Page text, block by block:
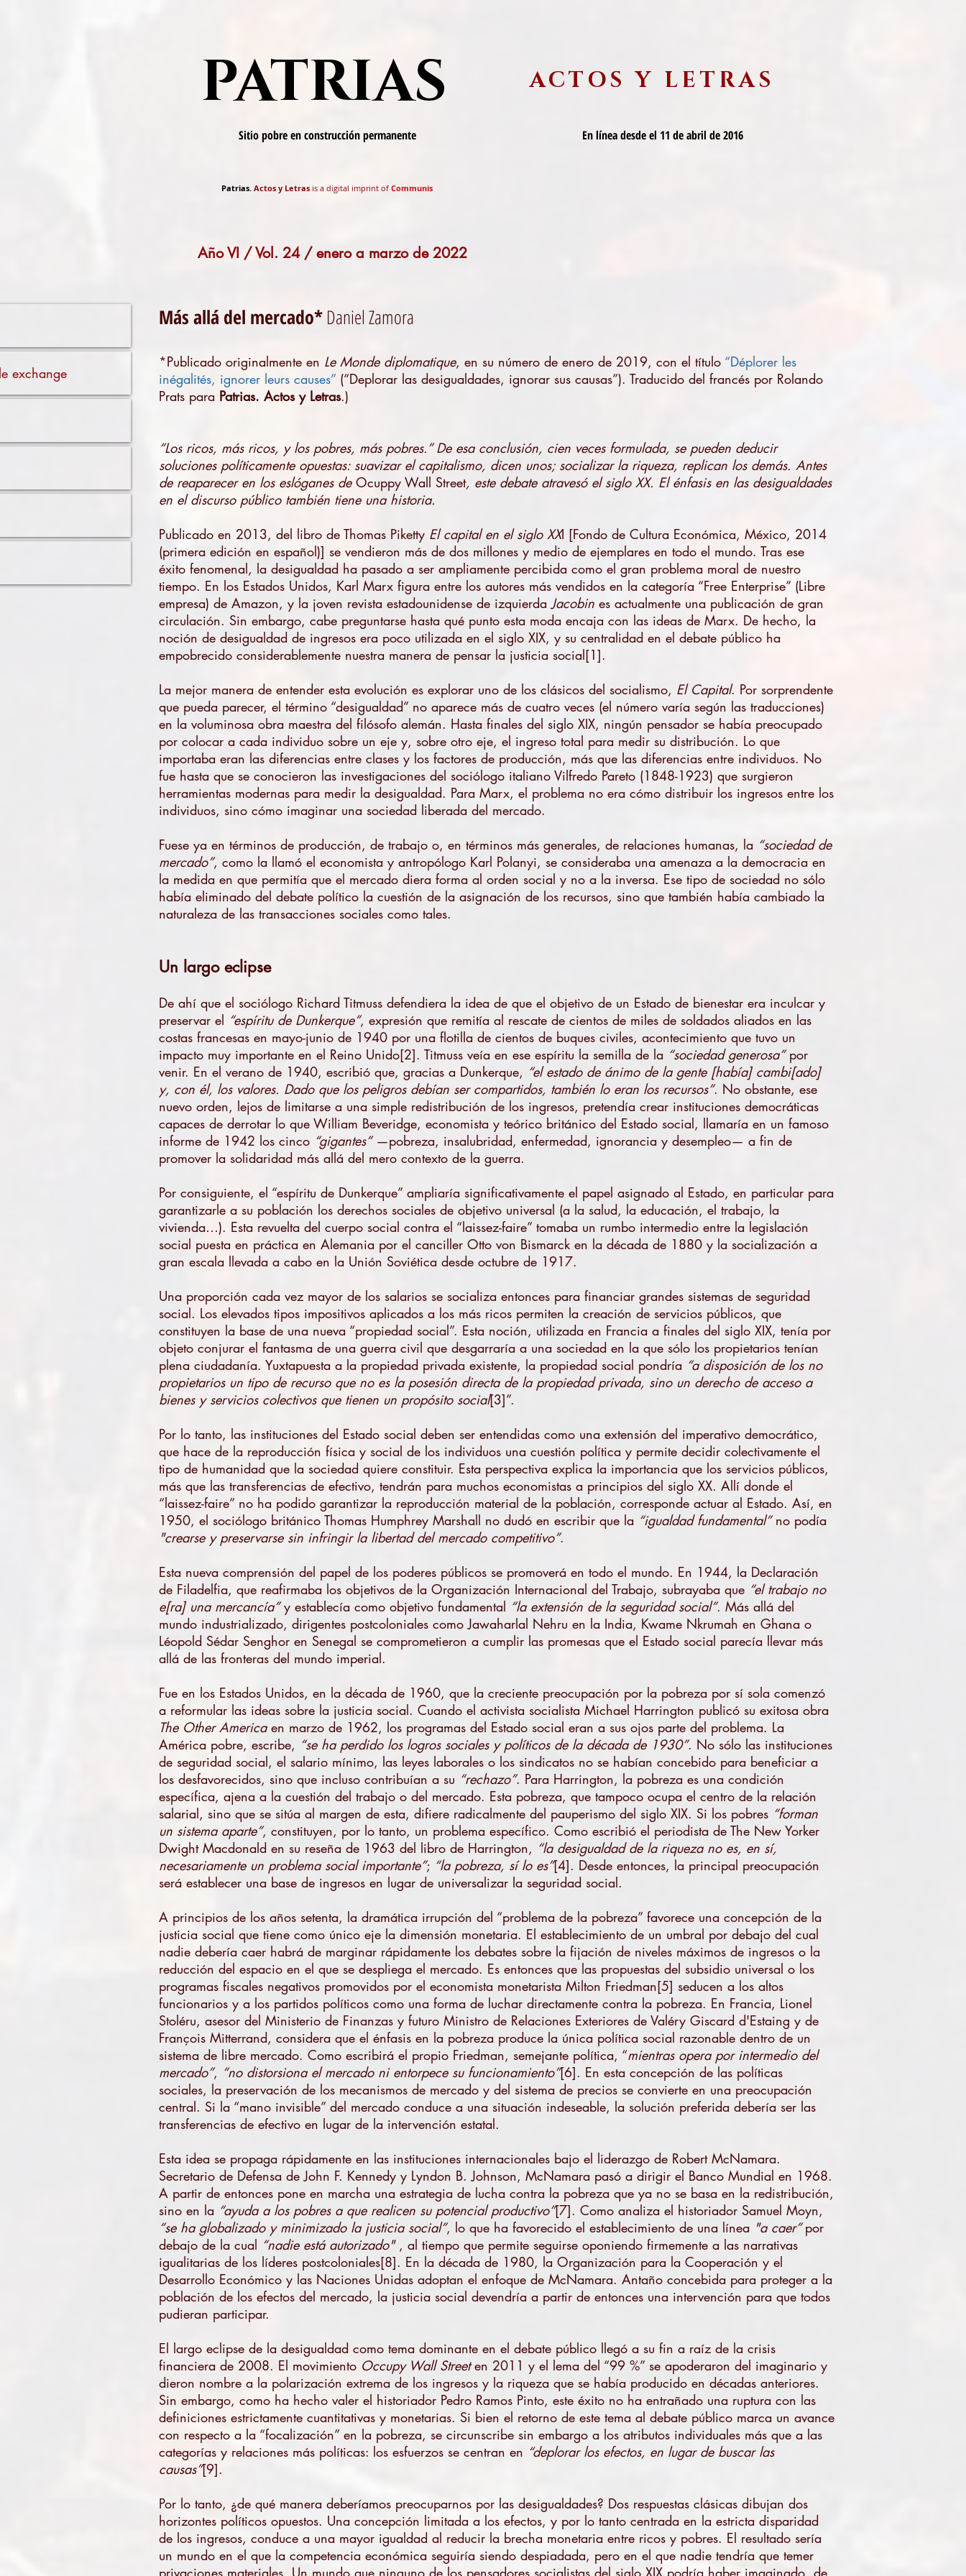
PATRIAS
Sitio pobre en construcción permanente
ACTOS Y LETRAS
En línea desde el 11 de abril de 2016
Patrias. Actos y Letras is a digital imprint of Communis
Año VI / Vol. 24 / enero a marzo de 2022
Más allá del mercado*Daniel Zamora
*Publicado originalmente en Le Monde diplomatique, en su número de enero de 2019, con el título “Déplorer les
inégalités, ignorer leurs causes” (“Deplorar las desigualdades, ignorar sus causas”). Traducido del francés por Rolando
Prats para Patrias. Actos y Letras.)
“Los ricos, más ricos, y los pobres, más pobres.” De esa conclusión, cien veces formulada, se pueden deducir
soluciones políticamente opuestas: suavizar el capitalismo, dicen unos; socializar la riqueza, replican los demás. Antes
de reaparecer en los eslóganes de Ocuppy Wall Street, este debate atravesó el siglo XX. El énfasis en las desigualdades
en el discurso público también tiene una historia.
Publicado en 2013, del libro de Thomas Piketty El capital en el siglo XXI [Fondo de Cultura Económica, México, 2014
(primera edición en español)] se vendieron más de dos millones y medio de ejemplares en todo el mundo. Tras ese
éxito fenomenal, la desigualdad ha pasado a ser ampliamente percibida como el gran problema moral de nuestro
tiempo. En los Estados Unidos, Karl Marx figura entre los autores más vendidos en la categoría “Free Enterprise” (Libre
empresa) de Amazon, y la joven revista estadounidense de izquierdaJacobin es actualmente una publicación de gran
circulación. Sin embargo, cabe preguntarse hasta qué punto esta moda encaja con las ideas de Marx. De hecho, la
noción de desigualdad de ingresos era poco utilizada en el siglo XIX, y su centralidad en el debate público ha
empobrecido considerablemente nuestra manera de pensar la justicia social[1].
La mejor manera de entender esta evolución es explorar uno de los clásicos del socialismo, El Capital. Por sorprendente
que pueda parecer, el término “desigualdad” no aparece más de cuatro veces (el número varía según las traducciones)
en la voluminosa obra maestra del filósofo alemán. Hasta finales del siglo XIX, ningún pensador se había preocupado
por colocar a cada individuo sobre un eje y, sobre otro eje, el ingreso total para medir su distribución. Lo que
importaba eran las diferencias entre clases y los factores de producción, más que las diferencias entre individuos. No
fue hasta que se conocieron las investigaciones del sociólogo italiano Vilfredo Pareto (1848-1923) que surgieron
herramientas modernas para medir la desigualdad. Para Marx, el problema no era cómo distribuir los ingresos entre los
individuos, sino cómo imaginar una sociedad liberada del mercado.
Fuese ya en términos de producción, de trabajo o, en términos más generales, de relaciones humanas, la “sociedad de
mercado”, como la llamó el economista y antropólogo Karl Polanyi, se consideraba una amenaza a la democracia en
la medida en que permitía que el mercado diera forma al orden social y no a la inversa. Ese tipo de sociedad no sólo
había eliminado del debate político la cuestión de la asignación de los recursos, sino que también había cambiado la
naturaleza de las transacciones sociales como tales.
Un largo eclipse
De ahí que el sociólogo Richard Titmuss defendiera la idea de que el objetivo de un Estado de bienestar era inculcar y
preservar el “espíritu de Dunkerque”, expresión que remitía al rescate de cientos de miles de soldados aliados en las
costas francesas en mayo-junio de 1940 por una flotilla de cientos de buques civiles, acontecimiento que tuvo un
impacto muy importante en el Reino Unido[2]. Titmuss veía en ese espíritu la semilla de la “sociedad generosa”por
venir. En el verano de 1940, escribió que, gracias a Dunkerque, “el estado de ánimo de la gente [había] cambi[ado]
y, con él, los valores. Dado que los peligros debían ser compartidos, también lo eran los recursos”. No obstante, ese
nuevo orden, lejos de limitarse a una simple redistribución de los ingresos, pretendía crear instituciones democráticas
capaces de derrotar lo que William Beveridge, economista y teórico británico del Estado social, llamaría en un famoso
informe de 1942 los cinco “gigantes”—pobreza, insalubridad, enfermedad, ignorancia y desempleo— a fin de
promover la solidaridad más allá del mero contexto de la guerra.
Por consiguiente, el “espíritu de Dunkerque” ampliaría significativamente el papel asignado al Estado, en particular para
garantizarle a su población los derechos sociales de objetivo universal (a la salud, la educación, el trabajo, la
vivienda…). Esta revuelta del cuerpo social contra el “laissez-faire” tomaba un rumbo intermedio entre la legislación
social puesta en práctica en Alemania por el canciller Otto von Bismarck en la década de 1880 y la socialización a
gran escala llevada a cabo en la Unión Soviética desde octubre de 1917.
Una proporción cada vez mayor de los salarios se socializa entonces para financiar grandes sistemas de seguridad
social. Los elevados tipos impositivos aplicados a los más ricos permiten la creación de servicios públicos, que
constituyen la base de una nueva “propiedad social”. Esta noción, utilizada en Francia a finales del siglo XIX, tenía por
objeto conjurar el fantasma de una guerra civil que desgarraría a una sociedad en la que sólo los propietarios tenían
plena ciudadanía. Yuxtapuesta a la propiedad privada existente, la propiedad social pondría “a disposición de los no
propietarios un tipo de recurso que no es la posesión directa de la propiedad privada, sino un derecho de acceso a
bienes y servicios colectivos que tienen un propósito social[3]”.
Por lo tanto, las instituciones del Estado social deben ser entendidas como una extensión del imperativo democrático,
que hace de la reproducción física y social de los individuos una cuestión política y permite decidir colectivamente el
tipo de humanidad que la sociedad quiere constituir. Esta perspectiva explica la importancia que los servicios públicos,
más que las transferencias de efectivo, tendrán para muchos economistas a principios del siglo XX. Allí donde el
“laissez-faire” no ha podido garantizar la reproducción material de la población, corresponde actuar al Estado. Así, en
1950, el sociólogo británico Thomas Humphrey Marshall no dudó en escribir que la “igualdad fundamental”no podía
"crearse y preservarse sin infringir la libertad del mercado competitivo”.
Esta nueva comprensión del papel de los poderes públicos se promoverá en todo el mundo. En 1944, la Declaración
de Filadelfia, que reafirmaba los objetivos de la Organización Internacional del Trabajo, subrayaba que “el trabajo no
e[ra] una mercancía”y establecía como objetivo fundamental “la extensión de la seguridad social”. Más allá del
mundo industrializado, dirigentes postcoloniales como Jawaharlal Nehru en la India, Kwame Nkrumah en Ghana o
Léopold Sédar Senghor en Senegal se comprometieron a cumplir las promesas que el Estado social parecía llevar más
allá de las fronteras del mundo imperial.
Fue en los Estados Unidos, en la década de 1960, que la creciente preocupación por la pobreza por sí sola comenzó
a reformular las ideas sobre la justicia social. Cuando el activista socialista Michael Harrington publicó su exitosa obra
The Other Americaen marzo de 1962, los programas del Estado social eran a sus ojos parte del problema. La
América pobre, escribe, “se ha perdido los logros sociales y políticos de la década de 1930”. No sólo las instituciones
de seguridad social, el salario mínimo, las leyes laborales o los sindicatos no se habían concebido para beneficiar a
los desfavorecidos, sino que incluso contribuían a su “rechazo”. Para Harrington, la pobreza es una condición
específica, ajena a la cuestión del trabajo o del mercado. Esta pobreza, que tampoco ocupa el centro de la relación
salarial, sino que se sitúa al margen de esta, difiere radicalmente del pauperismo del siglo XIX. Si los pobres “forman
un sistema aparte”, constituyen, por lo tanto, un problema específico. Como escribió el periodista de The New Yorker
Dwight Macdonald en su reseña de 1963 del libro de Harrington, “la desigualdad de la riqueza no es, en sí,
necesariamente un problema social importante”; “la pobreza, sí lo es”[4]. Desde entonces, la principal preocupación
será establecer una base de ingresos en lugar de universalizar la seguridad social.
A principios de los años setenta, la dramática irrupción del “problema de la pobreza” favorece una concepción de la
justicia social que tiene como único eje la dimensión monetaria. El establecimiento de un umbral por debajo del cual
nadie debería caer habrá de marginar rápidamente los debates sobre la fijación de niveles máximos de ingresos o la
reducción del espacio en el que se despliega el mercado. Es entonces que las propuestas del subsidio universal o los
programas fiscales negativos promovidos por el economista monetarista Milton Friedman[5] seducen a los altos
funcionarios y a los partidos políticos como una forma de luchar directamente contra la pobreza. En Francia, Lionel
Stoléru, asesor del Ministerio de Finanzas y futuro Ministro de Relaciones Exteriores de Valéry Giscard d'Estaing y de
François Mitterrand, considera que el énfasis en la pobreza produce la única política social razonable dentro de un
sistema de libre mercado. Como escribirá el propio Friedman, semejante política, “mientras opera por intermedio del
mercado”, “no distorsiona el mercado ni entorpece su funcionamiento”[6]. En esta concepción de las políticas
sociales, la preservación de los mecanismos de mercado y del sistema de precios se convierte en una preocupación
central. Si la “mano invisible” del mercado conduce a una situación indeseable, la solución preferida debería ser las
transferencias de efectivo en lugar de la intervención estatal.
Esta idea se propaga rápidamente en las instituciones internacionales bajo el liderazgo de Robert McNamara.
Secretario de Defensa de John F. Kennedy y Lyndon B. Johnson, McNamara pasó a dirigir el Banco Mundial en 1968.
A partir de entonces pone en marcha una estrategia de lucha contra la pobreza que ya no se basa en la redistribución,
sino en la “ayuda a los pobres a que realicen su potencial productivo”[7]. Como analiza el historiador Samuel Moyn,
“se ha globalizado y minimizado la justicia social”, lo que ha favorecido el establecimiento de una línea "a caer”por
debajo de la cual “nadie está autorizado" , al tiempo que permite seguirse oponiendo firmemente a las narrativas
igualitarias de los líderes postcoloniales[8]. En la década de 1980, la Organización para la Cooperación y el
Desarrollo Económico y las Naciones Unidas adoptan el enfoque de McNamara. Antaño concebida para proteger a la
población de los efectos del mercado, la justicia social devendría a partir de entonces una intervención para que todos
pudieran participar.
El largo eclipse de la desigualdad como tema dominante en el debate público llegó a su fin a raíz de la crisis
financiera de 2008. El movimiento Occupy Wall Streeten 2011 y el lema del “99 %” se apoderaron del imaginario y
dieron nombre a la polarización extrema de los ingresos y la riqueza que se había producido en décadas anteriores.
Sin embargo, como ha hecho valer el historiador Pedro Ramos Pinto, este éxito no ha entrañado una ruptura con las
definiciones estrictamente cuantitativas y monetarias. Si bien el retorno de este tema al debate público marca un avance
con respecto a la “focalización” en la pobreza, se circunscribe sin embargo a los atributos individuales más que a las
categorías y relaciones más políticas: los esfuerzos se centran en “deplorar los efectos, en lugar de buscar las
causas”[9].
Por lo tanto, ¿de qué manera deberíamos preocuparnos por las desigualdades? Dos respuestas clásicas dibujan dos
horizontes políticos opuestos. Una concepción limitada a los efectos, y por lo tanto centrada en la estricta disparidad
de los ingresos, conduce a una mayor igualdad al reducir la brecha monetaria entre ricos y pobres. El resultado sería
un mundo en el que la competencia económica seguiría siendo despiadada, pero en el que nadie tendría que temer
privaciones materiales. Un mundo que ninguno de los pensadores socialistas del siglo XIX podría haber imaginado, de
exchange